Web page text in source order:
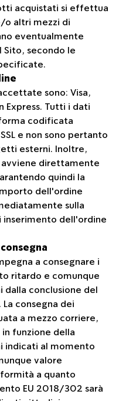
acquistati si effettua
o altri mezzi di
eventualmente
Sito, secondo le
sono: Visa,
Express. Tutti i dati
codificata
e non sono pertanto
esterni. Inoltre,
avviene direttamente
quindi la
dell'ordine
sulla
inserimento dell'ordine
a consegnare i
ritardo e comunque
conclusione del
consegna dei
a mezzo corriere,
funzione della
indicati al momento
valore
a quanto
EU 2018/302 sarà